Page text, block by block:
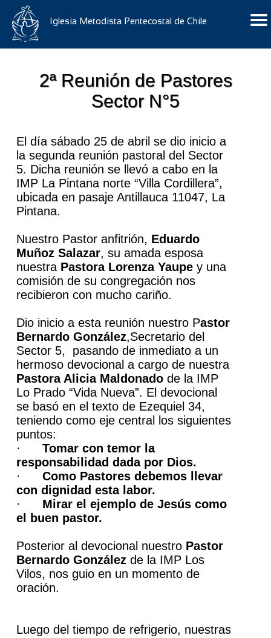
Iglesia Metodista Pentecostal de Chile
2ª Reunión de Pastores
Sector N°5
El día sábado 25 de abril se dio inicio a
la segunda reunión pastoral del Sector
5. Dicha reunión se llevó a cabo en la
IMP La Pintana norte “Villa Cordillera”,
ubicada en pasaje Antillauca 11047, La
Pintana.
Nuestro Pastor anfitrión, Eduardo
Muñoz Salazar, su amada esposa
nuestra Pastora Lorenza Yaupey una
comisión de su congregación nos
recibieron con mucho cariño.
Dio inicio a esta reunión nuestro Pastor
Bernardo González,Secretario del
Sector 5, pasando de inmediato a un
hermoso devocional a cargo de nuestra
Pastora Alicia Maldonado de la IMP
Lo Prado “Vida Nueva”. El devocional
se basó en el texto de Ezequiel 34,
teniendo como eje central los siguientes
puntos:
· Tomar con temor la
responsabilidad dada por Dios.
· Como Pastores debemos llevar
con dignidad esta labor.
· Mirar el ejemplo de Jesús como
el buen pastor.
Posterior al devocional nuestro Pastor
Bernardo Gonzálezde la IMP Los
Vilos, nos guio en un momento de
oración.
Luego del tiempo de refrigerio, nuestras